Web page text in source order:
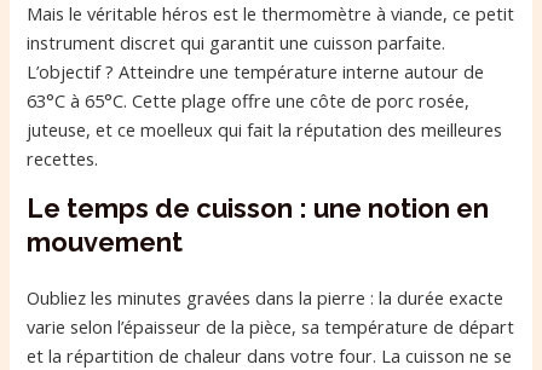
Mais le véritable héros est le thermomètre à viande, ce petit
instrument discret qui garantit une cuisson parfaite.
L’objectif ? Atteindre une température interne autour de
63°C à 65°C. Cette plage offre une côte de porc rosée,
juteuse, et ce moelleux qui fait la réputation des meilleures
recettes.
Le temps de cuisson : une notion en
mouvement
Oubliez les minutes gravées dans la pierre : la durée exacte
varie selon l’épaisseur de la pièce, sa température de départ
et la répartition de chaleur dans votre four. La cuisson ne se